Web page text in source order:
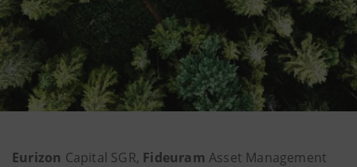
Eurizon Capital SGR, Fideuram Asset Management